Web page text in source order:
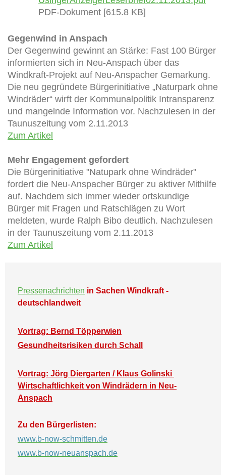
PDF-Dokument [615.8 KB]
Gegenwind in Anspach
Der Gegenwind gewinnt an Stärke: Fast 100 Bürger
informierten sich in Neu-Anspach über das
Windkraft-Projekt auf Neu-Anspacher Gemarkung.
Die neu gegründete Bürgerinitiative „Naturpark ohne
Windräder“ wirft der Kommunalpolitik Intransparenz
und mangelnde Information vor. Nachzulesen in der
Taunuszeitung vom 2.11.2013
Zum Artikel
Mehr Engagement gefordert
Die Bürgerinitiative "Natupark ohne Windräder"
fordert die Neu-Anspacher Bürger zu aktiver Mithilfe
auf. Nachdem sich immer wieder ortskundige
Bürger mit Fragen und Ratschlägen zu Wort
meldeten, wurde Ralph Bibo deutlich. Nachzulesen
in der Taunuszeitung vom 2.11.2013
Zum Artikel
Pressenachrichten in Sachen Windkraft -
deutschlandweit
Vortrag: Bernd Töpperwien
Gesundheitsrisiken durch Schall
Vortrag: Jörg Diergarten / Klaus Golinski
Wirtschaftlichkeit von Windrädern in Neu-
Anspach
Zu den Bürgerlisten:
www.b-now-schmitten.de
www.b-now-neuanspach.de